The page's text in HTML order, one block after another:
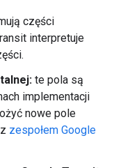
części
interpretuje
te pola są
implementacji
nowe pole
zespołem Google